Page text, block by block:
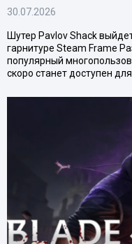
30.07.2026
Шутер Pavlov Shack
гарнитуре Steam Frame
популярный
скоро станет доступен